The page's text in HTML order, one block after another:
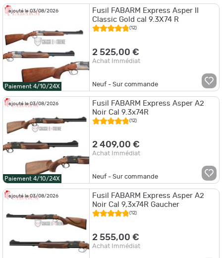
ajouté le 03/08/2026
Paiement 4/10/24X
Fusil FABARM Express Asper II
Classic Gold cal 9.3X74 R
(12)
2 525,00 €
Achat Immédiat
Neuf - Sur commande
ajouté le 03/08/2026
Paiement 4/10/24X
Fusil FABARM Express Asper A2
Noir Cal 9.3x74R
(12)
2 409,00 €
Achat Immédiat
Neuf - Sur commande
ajouté le 03/08/2026
Fusil FABARM Express Asper A2
Noir Cal 9,3x74R Gaucher
(12)
2 555,00 €
Achat Immédiat